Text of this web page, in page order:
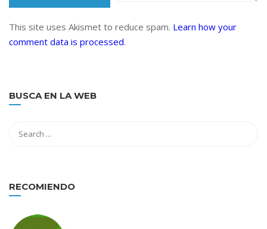
This site uses Akismet to reduce spam. Learn how your
comment data is processed.
BUSCA EN LA WEB
RECOMIENDO